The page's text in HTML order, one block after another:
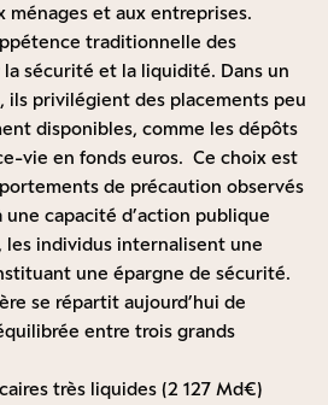
ménages et aux entreprises.
traditionnelle des
la sécurité et la liquidité. Dans un
ils privilégient des placements peu
disponibles, comme les dépôts
vie en fonds euros. Ce choix est
de précaution observés
capacité d’action publique
les individus internalisent une
une épargne de sécurité.
se répartit aujourd’hui de
entre trois grands
très liquides (2 127 Md€)